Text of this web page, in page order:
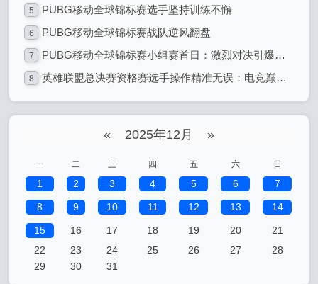
5 PUBG移动全球锦标赛选手坚持训练不懈
6 PUBG移动全球锦标赛战队逆风翻盘
7 PUBG移动全球锦标赛小组赛首日：激烈对决引爆全球电竞热潮
8 英雄联盟总决赛资格赛选手操作精准无误：电竞巅峰的精准艺术
« 2025年12月 »
一 二 三 四 五 六 日
1 2 3 4 5 6 7
8 9 10 11 12 13 14
15 16 17 18 19 20
21
22
23 24 25 26 27
28
29
30 31